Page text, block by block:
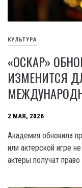
КУЛЬТУРА
«ОСКАР»
ИЗМЕНИТСЯ
2 МАЯ, 2026
Академия обновила
или актерской игре
актеры получат